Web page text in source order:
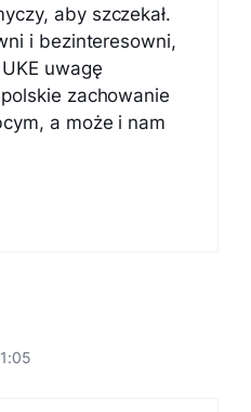
aby szczekał.
i bezinteresowni,
uwagę
zachowanie
a może i nam